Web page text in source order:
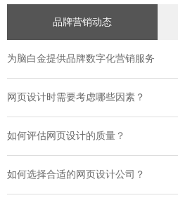
品牌营销动态
为脑白金提供品牌数字化营销服务
网页设计时需要考虑哪些因素？
如何评估网页设计的质量？
如何选择合适的网页设计公司？